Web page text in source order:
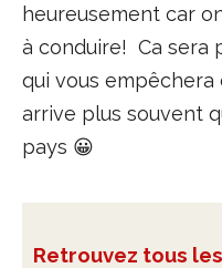
heureusement car
à conduire! Ca sera
qui vous empêchera
arrive plus souvent
pays 😀
Retrouvez tous